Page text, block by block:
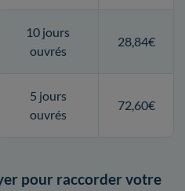
10 jours
ouvrés
28,84€
5 jours
ouvrés
72,60€
pour raccorder votre